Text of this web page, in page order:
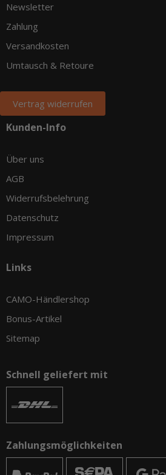
Newsletter
Zahlung
Versandkosten
Umtausch & Retoure
Vertrag widerrufen
Kunden-Info
Über uns
AGB
Widerrufsbelehrung
Datenschutz
Impressum
Links
CAMO-Händlershop
Bonus-Artikel
Sitemap
Schnell geliefert mit
Zahlungsmöglichkeiten